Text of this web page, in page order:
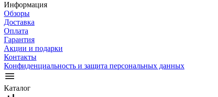
Информация
Обзоры
Доставка
Оплата
Гарантия
Акции и подарки
Контакты
Конфиденциальность и защита персональных данных
Каталог